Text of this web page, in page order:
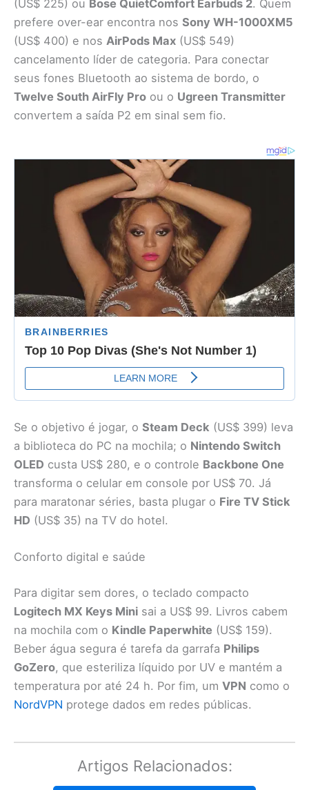
(US$ 225) ou Bose QuietComfort Earbuds 2. Quem
prefere over-ear encontra nos Sony WH-1000XM5
(US$ 400) e nos AirPods Max (US$ 549)
cancelamento líder de categoria. Para conectar
seus fones Bluetooth ao sistema de bordo, o
Twelve South AirFly Pro ou o Ugreen Transmitter
convertem a saída P2 em sinal sem fio.
Se o objetivo é jogar, o Steam Deck (US$ 399) leva
a biblioteca do PC na mochila; o Nintendo Switch
OLED custa US$ 280, e o controle Backbone One
transforma o celular em console por US$ 70. Já
para maratonar séries, basta plugar o Fire TV Stick
HD (US$ 35) na TV do hotel.
Conforto digital e saúde
Para digitar sem dores, o teclado compacto
Logitech MX Keys Mini sai a US$ 99. Livros cabem
na mochila com o Kindle Paperwhite (US$ 159).
Beber água segura é tarefa da garrafa Philips
GoZero, que esteriliza líquido por UV e mantém a
temperatura por até 24 h. Por fim, um VPN como o
NordVPN protege dados em redes públicas.
Artigos Relacionados: